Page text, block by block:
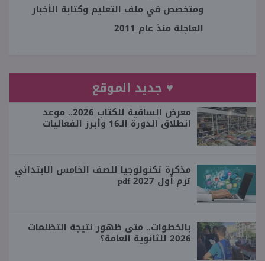
ومتخصص في ملف التعليم وكتابة الأخبار
العاجلة منذ عام 2011
♥ جديد الموقع
معرض الساقية للكتاب 2026.. موعد
انطلاق الدورة الـ16 وأبرز الفعاليات
مذكرة تكنولوجيا للصف الخامس الابتدائي
ترم أول 2027 pdf
بالخطوات.. متى ظهور نتيجة التظلمات
2026 للثانوية العامة؟